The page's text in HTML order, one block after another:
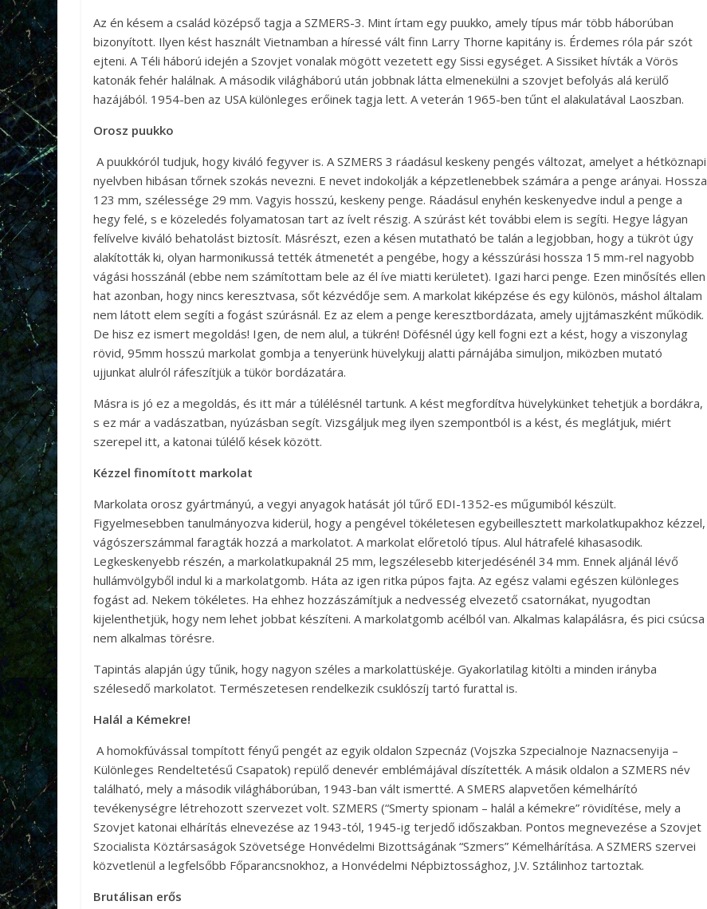
Az én késem a család középső tagja a SZMERS-3. Mint írtam egy puukko, amely típus már több háborúban
bizonyított. Ilyen kést használt Vietnamban a híressé vált finn Larry Thorne kapitány is. Érdemes róla pár szót
ejteni. A Téli háború idején a Szovjet vonalak mögött vezetett egy Sissi egységet. A Sissiket hívták a Vörös
katonák fehér halálnak. A második világháború után jobbnak látta elmenekülni a szovjet befolyás alá kerülő
hazájából. 1954-ben az USA különleges erőinek tagja lett. A veterán 1965-ben tűnt el alakulatával Laoszban.
Orosz puukko
A puukkóról tudjuk, hogy kiváló fegyver is. A SZMERS 3 ráadásul keskeny pengés változat, amelyet a hétköznapi
nyelvben hibásan tőrnek szokás nevezni. E nevet indokolják a képzetlenebbek számára a penge arányai. Hossza
123 mm, szélessége 29 mm. Vagyis hosszú, keskeny penge. Ráadásul enyhén keskenyedve indul a penge a
hegy felé, s e közeledés folyamatosan tart az ívelt részig. A szúrást két további elem is segíti. Hegye lágyan
felívelve kiváló behatolást biztosít. Másrészt, ezen a késen mutatható be talán a legjobban, hogy a tükröt úgy
alakították ki, olyan harmonikussá tették átmenetét a pengébe, hogy a késszúrási hossza 15 mm-rel nagyobb
vágási hosszánál (ebbe nem számítottam bele az él íve miatti kerületet). Igazi harci penge. Ezen minősítés ellen
hat azonban, hogy nincs keresztvasa, sőt kézvédője sem. A markolat kiképzése és egy különös, máshol általam
nem látott elem segíti a fogást szúrásnál. Ez az elem a penge keresztbordázata, amely ujjtámaszként működik.
De hisz ez ismert megoldás! Igen, de nem alul, a tükrén! Döfésnél úgy kell fogni ezt a kést, hogy a viszonylag
rövid, 95mm hosszú markolat gombja a tenyerünk hüvelykujj alatti párnájába simuljon, miközben mutató
ujjunkat alulról ráfeszítjük a tükör bordázatára.
Másra is jó ez a megoldás, és itt már a túlélésnél tartunk. A kést megfordítva hüvelykünket tehetjük a bordákra,
s ez már a vadászatban, nyúzásban segít. Vizsgáljuk meg ilyen szempontból is a kést, és meglátjuk, miért
szerepel itt, a katonai túlélő kések között.
Kézzel finomított markolat
Markolata orosz gyártmányú, a vegyi anyagok hatását jól tűrő EDI-1352-es műgumiból készült.
Figyelmesebben tanulmányozva kiderül, hogy a pengével tökéletesen egybeillesztett markolatkupakhoz kézzel,
vágószerszámmal faragták hozzá a markolatot. A markolat előretoló típus. Alul hátrafelé kihasasodik.
Legkeskenyebb részén, a markolatkupaknál 25 mm, legszélesebb kiterjedésénél 34 mm. Ennek aljánál lévő
hullámvölgyből indul ki a markolatgomb. Háta az igen ritka púpos fajta. Az egész valami egészen különleges
fogást ad. Nekem tökéletes. Ha ehhez hozzászámítjuk a nedvesség elvezető csatornákat, nyugodtan
kijelenthetjük, hogy nem lehet jobbat készíteni. A markolatgomb acélból van. Alkalmas kalapálásra, és pici csúcsa
nem alkalmas törésre.
Tapintás alapján úgy tűnik, hogy nagyon széles a markolattüskéje. Gyakorlatilag kitölti a minden irányba
szélesedő markolatot. Természetesen rendelkezik csuklószíj tartó furattal is.
Halál a Kémekre!
A homokfúvással tompított fényű pengét az egyik oldalon Szpecnáz (Vojszka Szpecialnoje Naznacsenyija –
Különleges Rendeltetésű Csapatok) repülő denevér emblémájával díszítették. A másik oldalon a SZMERS név
található, mely a második világháborúban, 1943-ban vált ismertté. A SMERS alapvetően kémelhárító
tevékenységre létrehozott szervezet volt. SZMERS (“Smerty spionam – halál a kémekre” rövidítése, mely a
Szovjet katonai elhárítás elnevezése az 1943-tól, 1945-ig terjedő időszakban. Pontos megnevezése a Szovjet
Szocialista Köztársaságok Szövetsége Honvédelmi Bizottságának “Szmers” Kémelhárítása. A SZMERS szervei
közvetlenül a legfelsőbb Főparancsnokhoz, a Honvédelmi Népbiztossághoz, J.V. Sztálinhoz tartoztak.
Brutálisan erős